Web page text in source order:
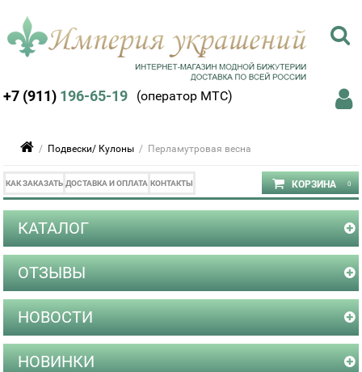
+7 (911) 196-65-19 (оператор МТС)
/ Подвески/ Кулоны / Перламутровая весна
КАК ЗАКАЗАТЬ ДОСТАВКА И ОПЛАТА КОНТАКТЫ
КАТАЛОГ
ОТЗЫВЫ
НОВОСТИ
НОВИНКИ